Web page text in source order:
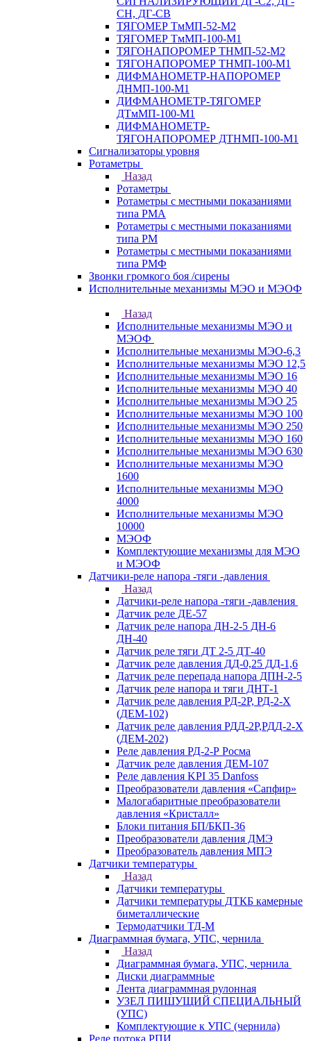
СН, ДГ-СВ
ТЯГОМЕР ТмМП-52-М2
ТЯГОМЕР ТмМП-100-М1
ТЯГОНАПОРОМЕР ТНМП-52-М2
ТЯГОНАПОРОМЕР ТНМП-100-М1
ДИФМАНОМЕТР-НАПОРОМЕР
ДНМП-100-М1
ДИФМАНОМЕТР-ТЯГОМЕР
ДТмМП-100-М1
ДИФМАНОМЕТР-
ТЯГОНАПОРОМЕР ДТНМП-100-М1
Сигнализаторы уровня
Ротаметры
Назад
Ротаметры
Ротаметры с местными показаниями
типа РМА
Ротаметры с местными показаниями
типа РМ
Ротаметры с местными показаниями
типа РМФ
Звонки громкого боя /сирены
Исполнительные механизмы МЭО и МЭОФ
Назад
Исполнительные механизмы МЭО и
МЭОФ
Исполнительные механизмы МЭО-6,3
Исполнительные механизмы МЭО 12,5
Исполнительные механизмы МЭО 16
Исполнительные механизмы МЭО 40
Исполнительные механизмы МЭО 25
Исполнительные механизмы МЭО 100
Исполнительные механизмы МЭО 250
Исполнительные механизмы МЭО 160
Исполнительные механизмы МЭО 630
Исполнительные механизмы МЭО
1600
Исполнительные механизмы МЭО
4000
Исполнительные механизмы МЭО
10000
МЭОФ
Комплектующие механизмы для МЭО
и МЭОФ
Датчики-реле напора -тяги -давления
Назад
Датчики-реле напора -тяги -давления
Датчик реле ДЕ-57
Датчик реле напора ДН-2-5 ДН-6
ДН-40
Датчик реле тяги ДТ 2-5 ДТ-40
Датчик реле давления ДД-0,25 ДД-1,6
Датчик реле перепада напора ДПН-2-5
Датчик реле напора и тяги ДНТ-1
Датчик реле давления РД-2Р, РД-2-Х
(ДЕМ-102)
Датчик реле давления РДД-2Р,РДД-2-Х
(ДЕМ-202)
Реле давления РД-2-Р Росма
Датчик реле давления ДЕМ-107
Реле давления KPI 35 Danfoss
Преобразователи давления «Сапфир»
Малогабаритные преобразователи
давления «Кристалл»
Блоки питания БП/БКП-36
Преобразователи давления ДМЭ
Преобразователь давления МПЭ
Датчики температуры
Назад
Датчики температуры
Датчики температуры ДТКБ камерные
биметаллические
Термодатчики ТД-М
Диаграммная бумага, УПС, чернила
Назад
Диаграммная бумага, УПС, чернила
Диски диаграммные
Лента диаграммная рулонная
УЗЕЛ ПИШУЩИЙ СПЕЦИАЛЬНЫЙ
(УПС)
Комплектующие к УПС (чернила)
Реле потока РПИ